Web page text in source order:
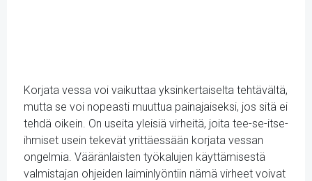
Korjata vessa voi vaikuttaa yksinkertaiselta tehtävältä,
mutta se voi nopeasti muuttua painajaiseksi, jos sitä ei
tehdä oikein. On useita yleisiä virheitä, joita tee-se-itse-
ihmiset usein tekevät yrittäessään korjata vessan
ongelmia. Vääränlaisten työkalujen käyttämisestä
valmistajan ohjeiden laiminlyöntiin nämä virheet voivat